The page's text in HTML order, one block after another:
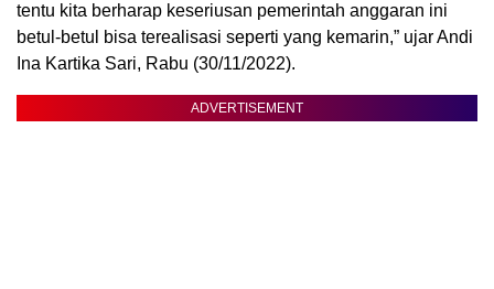
tentu kita berharap keseriusan pemerintah anggaran ini
betul-betul bisa terealisasi seperti yang kemarin,” ujar Andi
Ina Kartika Sari, Rabu (30/11/2022).
ADVERTISEMENT